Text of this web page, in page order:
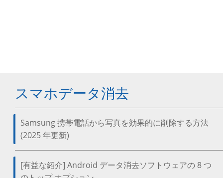
スマホデータ消去
Samsung 携帯電話から写真を効果的に削除する方法
(2025 年更新)
[有益な紹介] Android データ消去ソフトウェアの 8 つ